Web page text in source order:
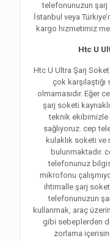
telefonunuzun şarj
İstanbul veya
kargo hizmetimiz
Htc U
Htc U Ultra Şarj Soket
çok
olmamasıdır. Eğer
şarj soketi
teknik ekibimizle
sağlıyoruz. cep
kulaklık soketi
bulunmaktadır.
telefonunuz
mikrofonu
ihtimalle şarj
telefonunuzun
kullanmak, araç
gibi sebeplerden
zorlama